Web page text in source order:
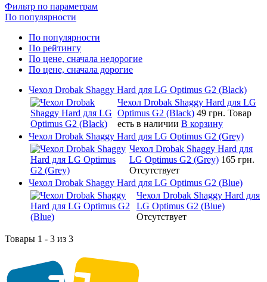
Фильтр по параметрам
По популярности
По популярности
По рейтингу
По цене, сначала недорогие
По цене, сначала дорогие
Чехол Drobak Shaggy Hard для LG Optimus G2 (Black)
Чехол Drobak Shaggy Hard для LG
Optimus G2 (Black) 49 грн. Товар
есть в наличии В корзину
Чехол Drobak Shaggy Hard для LG Optimus G2 (Grey)
Чехол Drobak Shaggy Hard для
LG Optimus G2 (Grey) 165 грн.
Отсутствует
Чехол Drobak Shaggy Hard для LG Optimus G2 (Blue)
Чехол Drobak Shaggy Hard для
LG Optimus G2 (Blue)
Отсутствует
Товары 1 - 3 из 3